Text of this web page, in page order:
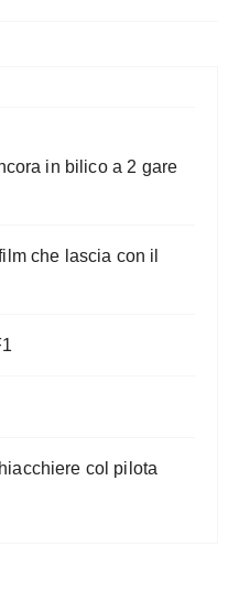
in bilico a 2 gare
che lascia con il
col pilota